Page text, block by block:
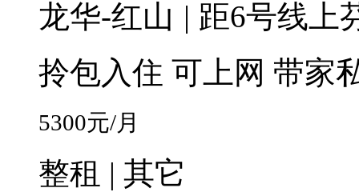
龙华-红山 | 距6号线上
拎包入住 可上网 带家
5300元/月
整租 | 其它